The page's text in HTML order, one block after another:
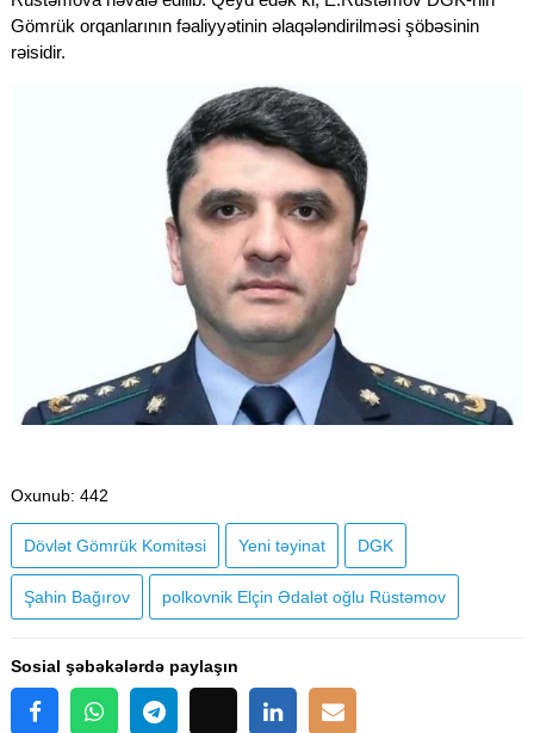
Gömrük orqanlarının fəaliyyətinin əlaqələndirilməsi şöbəsinin
rəisidir.
Oxunub: 442
Dövlət Gömrük Komitəsi Yeni təyinat DGK
Şahin Bağırov polkovnik Elçin Ədalət oğlu Rüstəmov
Sosial şəbəkələrdə paylaşın